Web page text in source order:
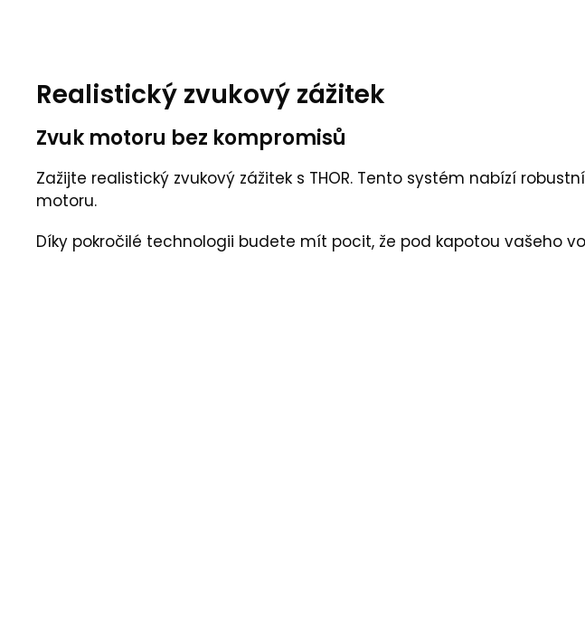
Realistický zvukový zážitek
Zvuk motoru bez kompromisů
Zažijte realistický zvukový zážitek s THOR. Tento systém nabízí
motoru.
Díky pokročilé technologii budete mít pocit, že pod kapotou vašeho